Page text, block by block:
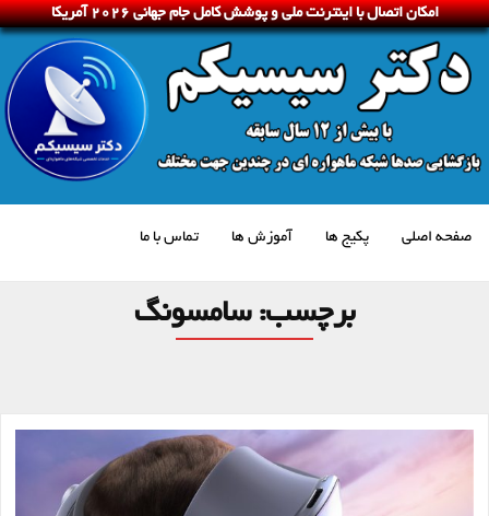
امکان اتصال با اینترنت ملی و پوشش کامل جام جهانی 2026 آمریکا
صفحه اصلی پکیج ها آموزش ها تماس با ما
برچسب:سامسونگ